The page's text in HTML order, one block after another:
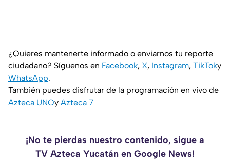
¿Quieres mantenerte informado o enviarnos tu reporte
ciudadano? Síguenos en Facebook, X, Instagram, TikToky
WhatsApp.
También puedes disfrutar de la programación en vivo de
Azteca UNOy Azteca 7
¡No te pierdas nuestro contenido, sigue a
TV Azteca Yucatán en Google News!